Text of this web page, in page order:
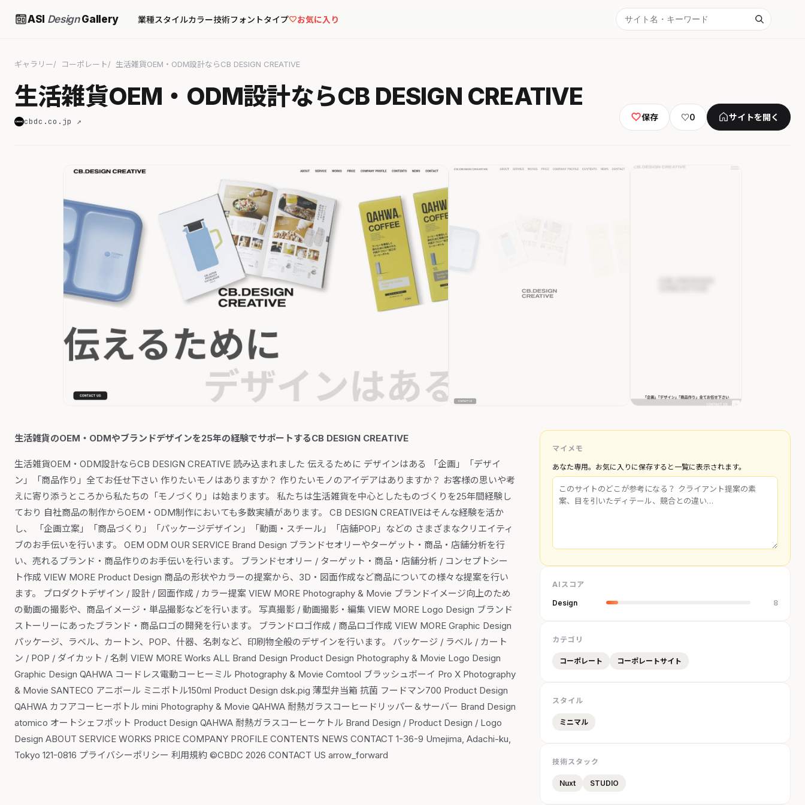
ASI DesignGallery 業種スタイルカラー技術フォントタイプ お気に入り
ギャラリー コーポレート 生活雑貨OEM・ODM設計ならCB DESIGN CREATIVE
生活雑貨OEM・ODM設計ならCB DESIGN CREATIVE
cbdc.co.jp ↗ 保存 ♡0 サイトを開く
生活雑貨のOEM・ODMやブランドデザインを25年の経験でサポートするCB DESIGN CREATIVE
生活雑貨OEM・ODM設計ならCB DESIGN CREATIVE 読み込まれました 伝えるために デザインはある 「企画」「デザイ
ン」「商品作り」全てお任せ下さい 作りたいモノはありますか？ 作りたいモノのアイデアはありますか？ お客様の思いや考
えに寄り添うところから私たちの「モノづくり」は始まります。 私たちは生活雑貨を中心としたものづくりを25年間経験し
ており 自社商品の制作からOEM・ODM制作においても多数実績があります。 CB DESIGN CREATIVEはそんな経験を活か
し、 「企画立案」「商品づくり」「パッケージデザイン」「動画・スチール」「店舗POP」などの さまざまなクリエイティ
ブのお手伝いを行います。 OEM ODM OUR SERVICE Brand Design ブランドセオリーやターゲット・商品・店舗分析を行
い、売れるブランド・商品作りのお手伝いを行います。 ブランドセオリー / ターゲット・商品・店舗分析 / コンセプトシー
ト作成 VIEW MORE Product Design 商品の形状やカラーの提案から、3D・図面作成など商品についての様々な提案を行い
ます。 プロダクトデザイン / 設計 / 図面作成 / カラー提案 VIEW MORE Photography & Movie ブランドイメージ向上のため
の動画の撮影や、商品イメージ・単品撮影などを行います。 写真撮影 / 動画撮影・編集 VIEW MORE Logo Design ブランド
ストーリーにあったブランド・商品ロゴの開発を行います。 ブランドロゴ作成 / 商品ロゴ作成 VIEW MORE Graphic Design
パッケージ、ラベル、カートン、POP、什器、名刺など、印刷物全般のデザインを行います。 パッケージ / ラベル / カート
ン / POP / ダイカット / 名刺 VIEW MORE Works ALL Brand Design Product Design Photography & Movie Logo Design
Graphic Design QAHWA コードレス電動コーヒーミル Photography & Movie Comtool ブラッシュボーイ Pro X Photography
& Movie SANTECO アニボール ミニボトル150ml Product Design dsk.pig 薄型弁当箱 抗菌 フードマン700 Product Design
QAHWA カフアコーヒーボトル mini Photography & Movie QAHWA 耐熱ガラスコーヒードリッパー＆サーバー Brand Design
atomico オートシェフポット Product Design QAHWA 耐熱ガラスコーヒーケトル Brand Design / Product Design / Logo
Design ABOUT SERVICE WORKS PRICE COMPANY PROFILE CONTENTS NEWS CONTACT 1-36-9 Umejima, Adachi-ku,
Tokyo 121-0816 プライバシーポリシー 利用規約 ©CBDC 2026 CONTACT US arrow_forward
マイメモ
あなた専用。お気に入りに保存すると一覧に表示されます。
AIスコア
Design 8
カテゴリ
コーポレート コーポレートサイト
スタイル
ミニマル
技術スタック
Nuxt STUDIO